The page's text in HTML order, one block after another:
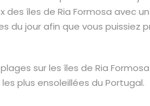
îles de Ria Formosa avec
du jour afin que vous puissiez
sur les îles de Ria
plus ensoleillées du Portugal.